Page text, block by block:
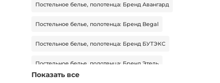
Постельное белье, полотенца: Бренд Авангард
Постельное белье, полотенца: Бренд Begal
Постельное белье, полотенца: Бренд БУТЭКС
Постельное белье, полотенца: Бренд Этель
Показать все